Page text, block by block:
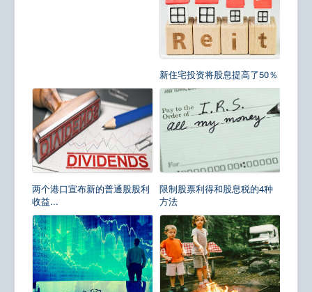
新住宅投资将股息提高了50％
两个港口宣布新的普通股股利
收益...
限制股票利得和股息税的4种
方法